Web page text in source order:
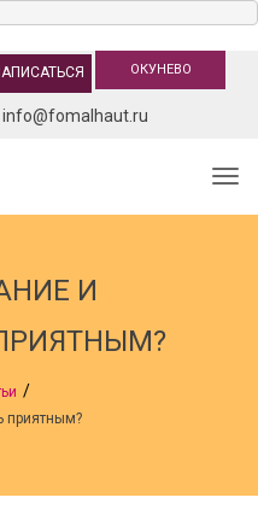
ОКУНЕВО
info@fomalhaut.ru
И
приятным?